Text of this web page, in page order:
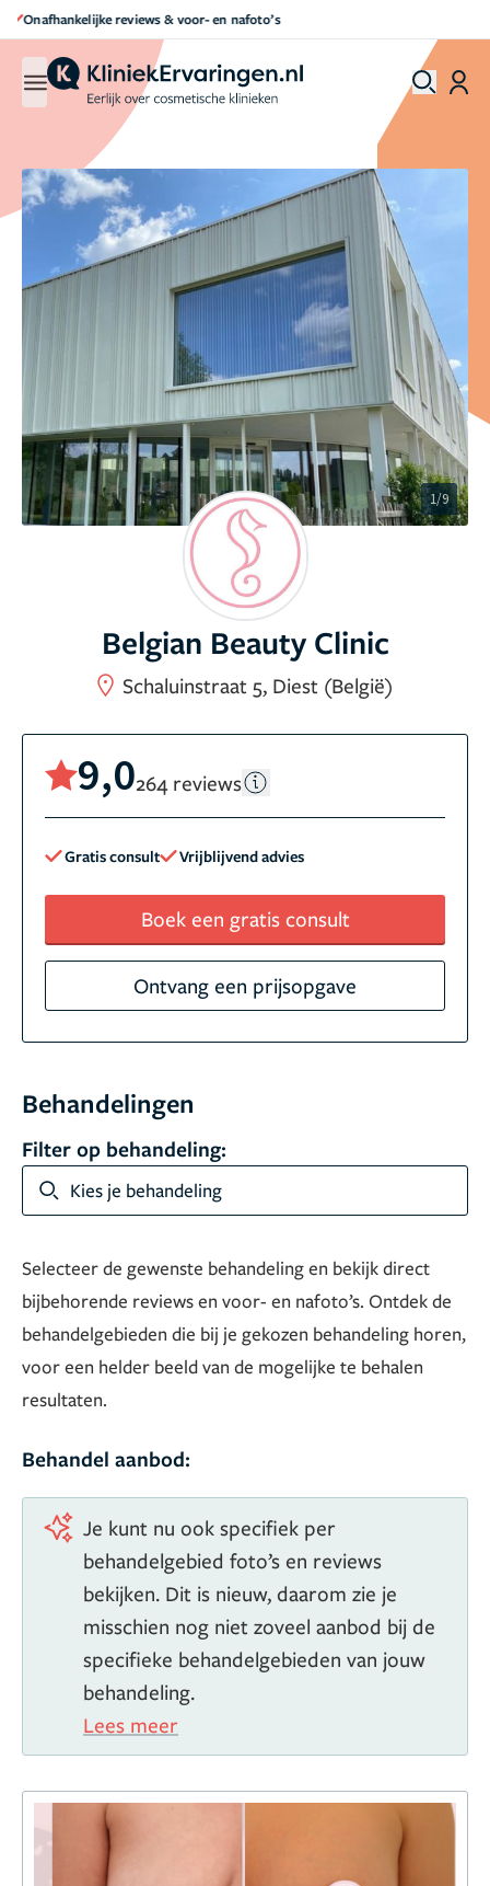
Direct een afspraak maken
1/9
Belgian Beauty Clinic
Schaluinstraat 5, Diest (België)
9,0264 reviews
Gratis consult Vrijblijvend advies
Boek een gratis consult
Ontvang een prijsopgave
Behandelingen
Filter op behandeling:
Kies je behandeling
Selecteer de gewenste behandeling en bekijk direct
bijbehorende reviews en voor- en nafoto’s. Ontdek de
behandelgebieden die bij je gekozen behandeling horen,
voor een helder beeld van de mogelijke te behalen
resultaten.
Behandel aanbod:
Je kunt nu ook specifiek per
behandelgebied foto’s en reviews
bekijken. Dit is nieuw, daarom zie je
misschien nog niet zoveel aanbod bij de
specifieke behandelgebieden van jouw
behandeling.
Lees meer